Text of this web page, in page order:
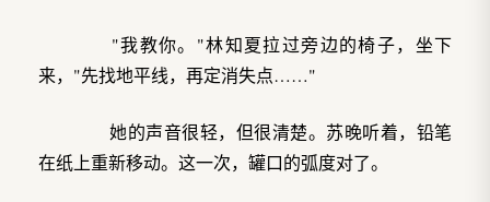
"我教你。"林知夏拉过旁边的椅子，坐下
来，"先找地平线，再定消失点……"
她的声音很轻，但很清楚。苏晚听着，铅笔
在纸上重新移动。这一次，罐口的弧度对了。